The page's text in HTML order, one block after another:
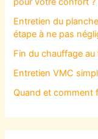
Entretien du
étape à ne pas
Fin du chauffage
Entretien VMC
Quand et comment